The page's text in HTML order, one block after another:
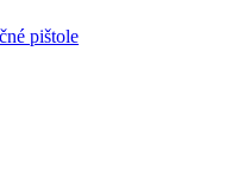
pištole